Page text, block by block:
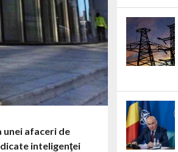
unei afaceri de
inteligenţei